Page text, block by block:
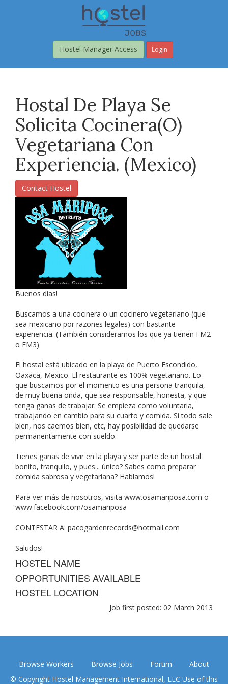
Hostel Manager Access
Login
Hostal De Playa Se
Solicita Cocinera(o)
Vegetariana Con
Experiencia. (Mexico)
Contact Hostel
Buenos días!
Buscamos a una cocinera o un cocinero vegetariano (que
sea mexicano por razones legales) con bastante
experiencia. (También consideramos los que ya tienen FM2
o FM3)
El hostal está ubicado en la playa de Puerto Escondido,
Oaxaca, Mexico. El restaurante es 100% vegetariano. Lo
que buscamos por el momento es una persona tranquila,
de muy buena onda, que sea responsable, honesta, y que
tenga ganas de trabajar. Se empieza como voluntaria,
trabajando en cambio para su cuarto y comida. Si todo sale
bien, nos caemos bien, etc, hay posibilidad de quedarse
permanentamente con sueldo.
Tienes ganas de vivir en la playa y ser parte de un hostal
bonito, tranquilo, y pues... único? Sabes como preparar
comida sabrosa y vegetariana? Hablamos!
Para ver más de nosotros, visita www.osamariposa.com o
www.facebook.com/osamariposa
CONTESTAR A: pacogardenrecords@hotmail.com
Saludos!
HOSTEL NAME
OPPORTUNITIES AVAILABLE
HOSTEL LOCATION
Job first posted: 02 March 2013
Browse Workers Browse Jobs Forum
About
© Copyright Hostel Management International, LLC Use of this